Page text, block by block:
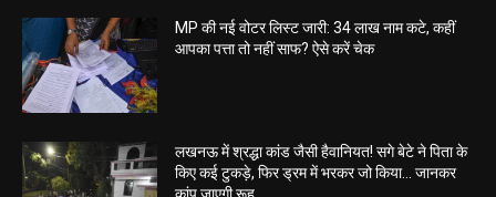
MP की नई वोटर लिस्ट जारी: 34 लाख नाम कटे, कहीं
आपका पत्ता तो नहीं साफ? ऐसे करें चेक
लखनऊ में श्रद्धा कांड जैसी हैवानियत! सगे बेटे ने पिता के
किए कई टुकड़े, फिर ड्रम में भरकर जो किया… जानकर